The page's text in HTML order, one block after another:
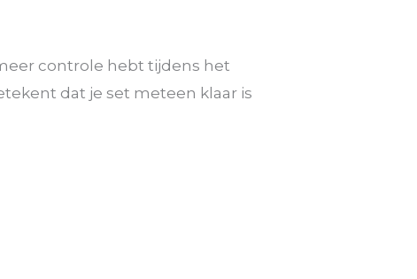
controle hebt tijdens het
dat je set meteen klaar is